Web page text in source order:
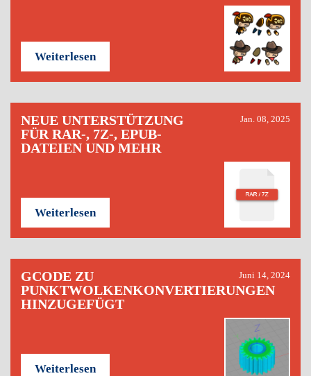
Weiterlesen
NEUE UNTERSTÜTZUNG
FÜR RAR-, 7Z-, EPUB-
DATEIEN UND MEHR
Jan. 08, 2025
Weiterlesen
GCODE ZU
PUNKTWOLKENKONVERTIERUNGEN
HINZUGEFÜGT
Juni 14, 2024
Weiterlesen